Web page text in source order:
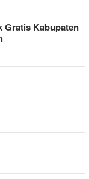
Gratis Kabupaten